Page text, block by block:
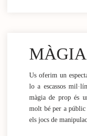
MÀGIA
Us oferim un
lo a escassos
màgia de prop és
molt bé per a
els jocs de